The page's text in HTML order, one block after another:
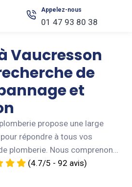
Appelez-nous
01 47 93 80 38
Vaucresson
de
et
propose une large
répondre à tous vos
plomberie. Nous comprenons
plomberie peuvent causer des
(4.7/5 - 92 avis)